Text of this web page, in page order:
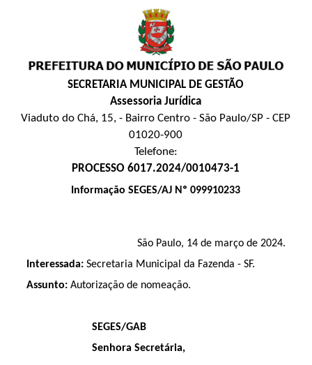
SECRETARIA MUNICIPAL DE GESTÃO
Assessoria Jurídica
Viaduto do Chá, 15, - Bairro Centro - São Paulo/SP - CEP
01020-900
Telefone:
PROCESSO 6017.2024/0010473-1
Informação SEGES/AJ Nº 099910233
São Paulo, 14 de março de 2024.
Interessada: Secretaria Municipal da Fazenda - SF.
Assunto: Autorização de nomeação.
SEGES/GAB
Senhora Secretária,